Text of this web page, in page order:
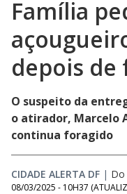
Família
depois de
O suspeito da
o atirador, Marcelo
continua foragido
CIDADE ALERTA DF | Do
08/03/2025 - 10H37